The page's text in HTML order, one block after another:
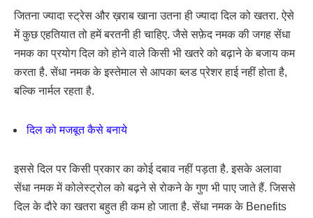
जितना ज्यादा स्ट्रेस और ख़राब खाना उतना ही ज्यादा दिल को खतरा. ऐसे
में कुछ एहतियात तो हमें बरतनी ही चाहिए. जैसे सफ़ेद नमक की जगह सेंधा
नमक का प्रयोग दिल को होने वाले किसी भी खतरे को बढ़ाने के बजाय कम
करता है. सेंधा नमक के इस्तेमाल से आपका ब्लड प्रेशर हाई नहीं होता है,
बल्कि नार्मल रहता है.
दिल को मजबूत कैसे बनाये
इससे दिल पर किसी प्रकार का कोई दबाव नहीं पड़ता है. इसके अलावा
सेंधा नमक में कोलेस्ट्रोल को बढ़ने से रोकने के गुण भी पाए जाते हैं. जिससे
दिल के दौरे का खतरा बहुत ही कम हो जाता है. सेंधा नमक के Benefits